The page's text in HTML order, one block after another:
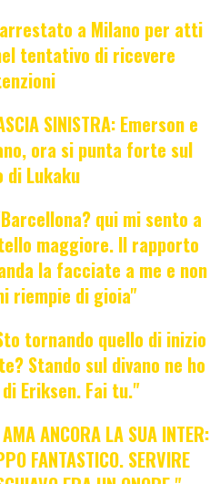
arrestato a Milano per atti
tentativo di ricevere
SINISTRA: Emerson e
ora si punta forte sul
di Lukaku
qui mi sento a
maggiore. Il rapporto
la facciate a me e non
riempie di gioia"
tornando quello di inizio
Stando sul divano ne ho
Eriksen. Fai tu."
ANCORA LA SUA INTER:
FANTASTICO. SERVIRE